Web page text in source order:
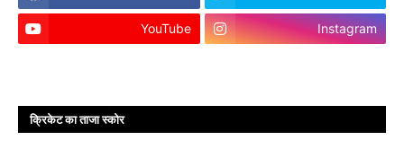
YouTube Instagram
क्रिकेट का ताजा स्कोर